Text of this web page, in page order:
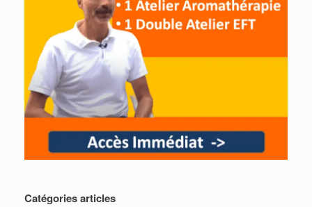
Catégories articles